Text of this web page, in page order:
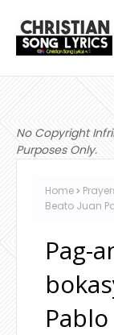
No Copyright
Purposes Only.
Home
Beato Juan
Pag-
Pablo